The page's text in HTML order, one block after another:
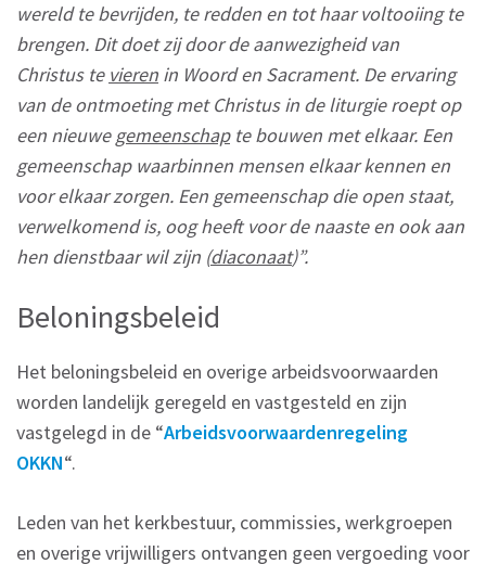
wereld te bevrijden, te redden en tot haar voltooiing te
brengen. Dit doet zij door de aanwezigheid van
Christus te vieren in Woord en Sacrament. De ervaring
van de ontmoeting met Christus in de liturgie roept op
een nieuwegemeenschapte bouwen met elkaar. Een
gemeenschap waarbinnen mensen elkaar kennen en
voor elkaar zorgen. Een gemeenschap die open staat,
verwelkomend is, oog heeft voor de naaste en ook aan
hen dienstbaar wil zijn (diaconaat)”.
Beloningsbeleid
Het beloningsbeleid en overige arbeidsvoorwaarden
worden landelijk geregeld en vastgesteld en zijn
vastgelegd in de “Arbeidsvoorwaardenregeling
OKKN“.
Leden van het kerkbestuur, commissies, werkgroepen
en overige vrijwilligers ontvangen geen vergoeding voor